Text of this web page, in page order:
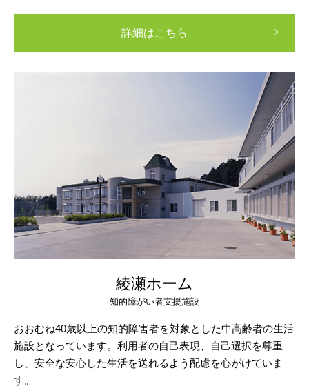
詳細はこちら
綾瀬ホーム
知的障がい者支援施設
おおむね40歳以上の知的障害者を対象とした中高齢者の生活
施設となっています。利用者の自己表現、自己選択を尊重
し、安全な安心した生活を送れるよう配慮を心がけていま
す。